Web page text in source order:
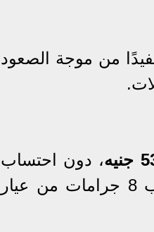
من موجة الصعود
، دون احتساب
المصنعية أو الضرائب والرسوم المضافة، ويزن الجنيه الذهب 8 جرامات من عيار